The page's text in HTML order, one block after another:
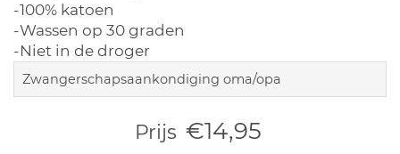
-100% katoen
-Wassen op 30 graden
-Niet in de droger
Zwangerschapsaankondiging oma/opa
Prijs €14,95